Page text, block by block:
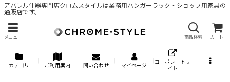
アパレル什器専門店クロムスタイルは業務用ハンガーラック・ショップ用家具の
通販店です。
メニュー 商品検索 カート
カテゴリ ご利用案内 問い合わせ マイページ
コーポレートサ
イト